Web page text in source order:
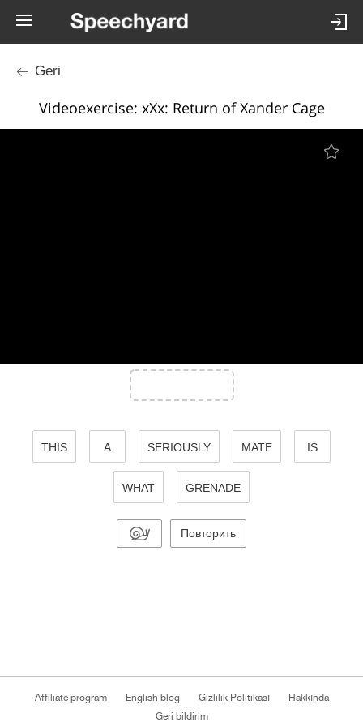
Geri
Videoexercise: xXx: Return of Xander Cage
THIS A SERIOUSLY MATE IS
WHAT GRENADE
Повторить
Affiliate program English blog Gizlilik Politikası
Hakkında
Geri bildirim